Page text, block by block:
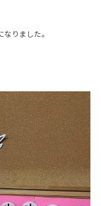
りました。